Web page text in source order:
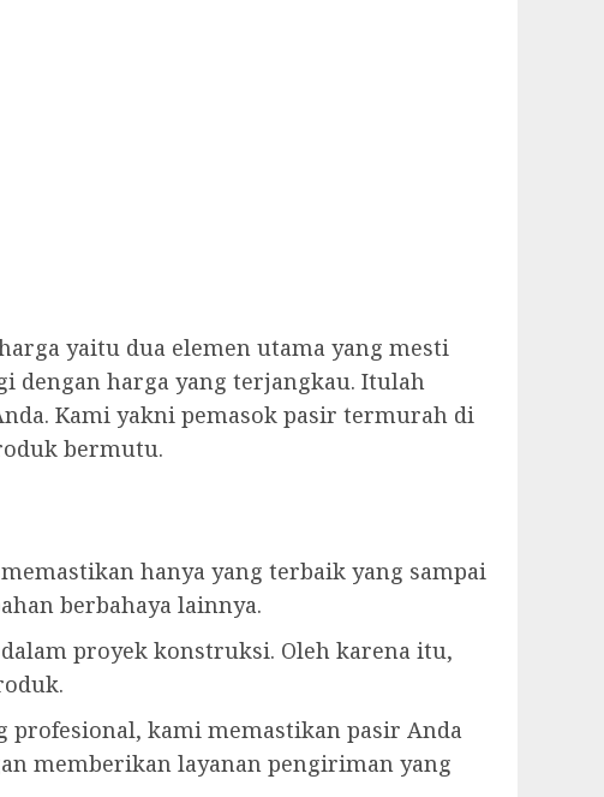
yaitu dua elemen utama yang mesti
dengan harga yang terjangkau. Itulah
Kami yakni pemasok pasir termurah di
bermutu.
hanya yang terbaik yang sampai
berbahaya lainnya.
proyek konstruksi. Oleh karena itu,
profesional, kami memastikan pasir Anda
memberikan layanan pengiriman yang